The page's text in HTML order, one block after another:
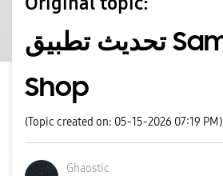
تحديث تطبيق Samsung
Shop
(Topic created on: 05-15-2026 07:19 PM)
Ghaostic